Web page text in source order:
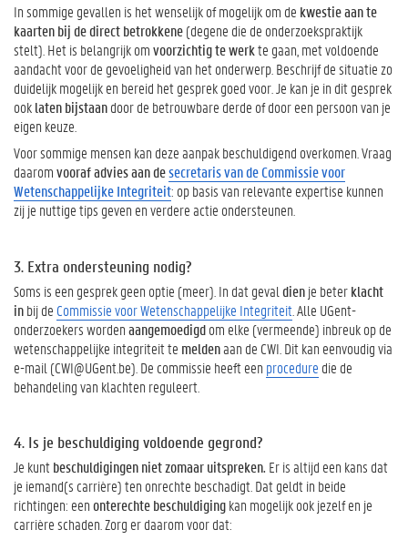
In sommige gevallen is het wenselijk of mogelijk om de kwestie aan te
kaarten bij de direct betrokkene(degene die de onderzoekspraktijk
stelt). Het is belangrijk omvoorzichtig te werkte gaan, met voldoende
aandacht voor de gevoeligheid van het onderwerp. Beschrijf de situatie zo
duidelijk mogelijk en bereid het gesprek goed voor. Je kan je in dit gesprek
ooklaten bijstaandoor de betrouwbare derde of door een persoon van je
eigen keuze.
Voor sommige mensen kan deze aanpak beschuldigend overkomen. Vraag
daaromvooraf adviesaan desecretaris van de Commissie voor
Wetenschappelijke Integriteit: op basis van relevante expertise kunnen
zij je nuttige tips geven en verdere actie ondersteunen.
3. Extra ondersteuning nodig?
Soms is een gesprek geen optie (meer). In dat gevaldienje beterklacht
inbij de Commissie voor Wetenschappelijke Integriteit . Alle UGent-
onderzoekers wordenaangemoedigdom elke (vermeende) inbreuk op de
wetenschappelijke integriteit te meldenaan de CWI. Dit kan eenvoudig via
e-mail (CWI@UGent.be). De commissie heeft een procedure die de
behandeling van klachten reguleert.
4. Is je beschuldiging voldoende gegrond?
Je kuntbeschuldigingen niet zomaar uitspreken. Er is altijd een kans dat
je iemand(s carrière) ten onrechte beschadigt. Dat geldt in beide
richtingen: eenonterechte beschuldigingkan mogelijk ook jezelf en je
carrière schaden. Zorg er daarom voor dat: